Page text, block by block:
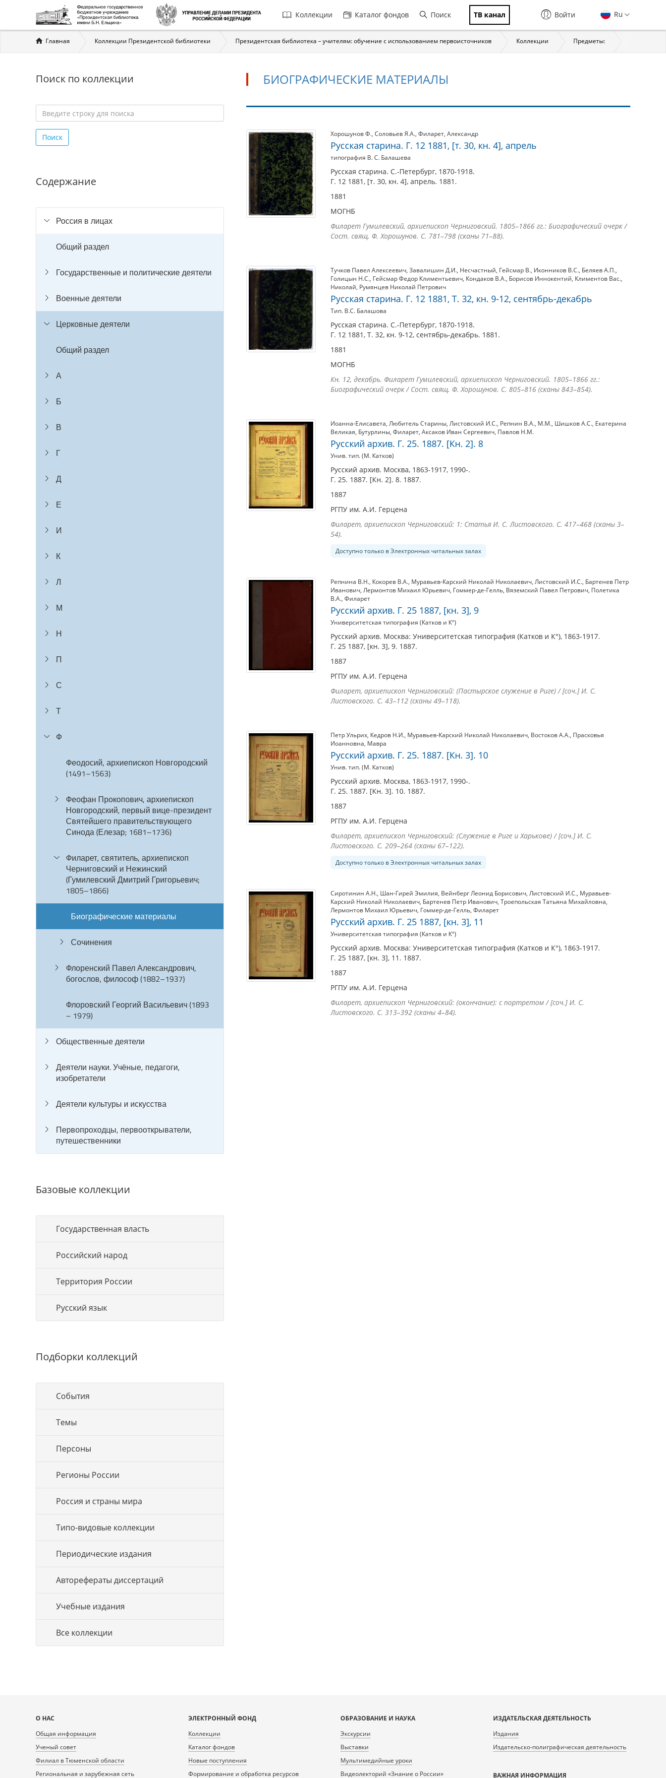
Главная
навигация
Коллекции Каталог фондов Поиск ТВ канал Ru
Войти
Вы
здесь
Главная Коллекции Президентской библиотеки Президентская библиотека – учителям: обучение с использованием первоисточников Коллекции Предметы:
Поиск по коллекции
строку
для
Поиск
Содержание
Россия в лицах
Общий раздел
Государственные и политические деятели
Военные деятели
Церковные деятели
Общий раздел
А
Б
В
Г
Д
Е
И
К
Л
М
Н
П
С
Т
Ф
Феодосий, архиепископ Новгородский
(1491–1563)
Феофан Прокопович, архиепископ
Новгородский, первый вице-президент
Святейшего правительствующего
Синода (Елезар; 1681–1736)
Филарет, святитель, архиепископ
Черниговский и Нежинский
(Гумилевский Дмитрий Григорьевич;
1805–1866)
Биографические материалы
Сочинения
Флоренский Павел Александрович,
богослов, философ (1882–1937)
Флоровский Георгий Васильевич (1893
– 1979)
Общественные деятели
Деятели науки. Учёные, педагоги,
изобретатели
Деятели культуры и искусства
Первопроходцы, первооткрыватели,
путешественники
Базовые коллекции
Государственная власть
Российский народ
Территория России
Русский язык
Подборки коллекций
События
Темы
Персоны
Регионы России
Россия и страны мира
Типо-видовые коллекции
Периодические издания
Авторефераты диссертаций
Учебные издания
Все коллекции
БИОГРАФИЧЕСКИЕ МАТЕРИАЛЫ
Биографические
материалы
Хорошунов Ф., Соловьев Я.А., Филарет, Александр
Русская старина. Г. 12 1881, [т. 30, кн. 4], апрель
типография В. С. Балашева
Русская старина. С.-Петербург, 1870-1918.
Г. 12 1881, [т. 30, кн. 4], апрель. 1881.
1881
МОГНБ
Филарет Гумилевский, архиепископ Черниговский. 1805–1866 гг.: Биографический очерк /
Сост. свящ. Ф. Хорошунов. С. 781–798 (сканы 71–88).
Тучков Павел Алексеевич, Завалишин Д.И., Несчастный, Гейсмар В., Иконников В.С., Беляев А.П.,
Голицын Н.С., Гейсмар Федор Климентьевич, Кондаков В.А., Борисов Иннокентий, Климентов Вас.,
Николай, Румянцев Николай Петрович
Русская старина. Г. 12 1881, Т. 32, кн. 9-12, сентябрь-декабрь
Тип. В.С. Балашова
Русская старина. С.-Петербург, 1870-1918.
Г. 12 1881, Т. 32, кн. 9-12, сентябрь-декабрь. 1881.
1881
МОГНБ
Кн. 12, декабрь. Филарет Гумилевский, архиепископ Черниговский. 1805–1866 гг.:
Биографический очерк / Сост. свящ. Ф. Хорошунов. С. 805–816 (сканы 843–854).
Иоанна-Елисавета, Любитель Старины, Листовский И.С., Репнин В.А., М.М., Шишков А.С., Екатерина
Великая, Бутурлины, Филарет, Аксаков Иван Сергеевич, Павлов Н.М.
Русский архив. Г. 25. 1887. [Кн. 2]. 8
Унив. тип. (М. Катков)
Русский архив. Москва, 1863-1917, 1990-.
Г. 25. 1887. [Кн. 2]. 8. 1887.
1887
РГПУ им. А.И. Герцена
Филарет, архиепископ Черниговский: 1: Статья И. С. Листовского. С. 417–468 (сканы 3–
54).
Доступно только в Электронных читальных залах
Репнина В.Н., Кокорев В.А., Муравьев-Карский Николай Николаевич, Листовский И.С., Бартенев Петр
Иванович, Лермонтов Михаил Юрьевич, Гоммер-де-Гелль, Вяземский Павел Петрович, Полетика
В.А., Филарет
Русский архив. Г. 25 1887, [кн. 3], 9
Университетская типография (Катков и К°)
Русский архив. Москва: Университетская типография (Катков и К°), 1863-1917.
Г. 25 1887, [кн. 3], 9. 1887.
1887
РГПУ им. А.И. Герцена
Филарет, архиепископ Черниговский: (Пастырское служение в Риге) / [соч.] И. С.
Листовского. С. 43–112 (сканы 49–118).
Петр Ульрих, Кедров Н.И., Муравьев-Карский Николай Николаевич, Востоков А.А., Прасковья
Иоанновна, Мавра
Русский архив. Г. 25. 1887. [Кн. 3]. 10
Унив. тип. (М. Катков)
Русский архив. Москва, 1863-1917, 1990-.
Г. 25. 1887. [Кн. 3]. 10. 1887.
1887
РГПУ им. А.И. Герцена
Филарет, архиепископ Черниговский: (Служение в Риге и Харькове) / [соч.] И. С.
Листовского. С. 209–264 (сканы 67–122).
Доступно только в Электронных читальных залах
Сиротинин А.Н., Шан-Гирей Эмилия, Вейнберг Леонид Борисович, Листовский И.С., Муравьев-
Карский Николай Николаевич, Бартенев Петр Иванович, Троепольская Татьяна Михайловна,
Лермонтов Михаил Юрьевич, Гоммер-де-Гелль, Филарет
Русский архив. Г. 25 1887, [кн. 3], 11
Университетская типография (Катков и К°)
Русский архив. Москва: Университетская типография (Катков и К°), 1863-1917.
Г. 25 1887, [кн. 3], 11. 1887.
1887
РГПУ им. А.И. Герцена
Филарет, архиепископ Черниговский: (окончание): с портретом / [соч.] И. С.
Листовского. С. 313–392 (сканы 4–84).
Карта
сайта
О НАС
Общая информация
Ученый совет
Филиал в Тюменской области
Региональная и зарубежная сеть
ЭЛЕКТРОННЫЙ ФОНД
Коллекции
Каталог фондов
Новые поступления
Формирование и обработка ресурсов
ОБРАЗОВАНИЕ И НАУКА
Экскурсии
Выставки
Мультимедийные уроки
Видеолекторий «Знание о России»
ИЗДАТЕЛЬСКАЯ ДЕЯТЕЛЬНОСТЬ
Издания
Издательско-полиграфическая деятельность
ВАЖНАЯ ИНФОРМАЦИЯ